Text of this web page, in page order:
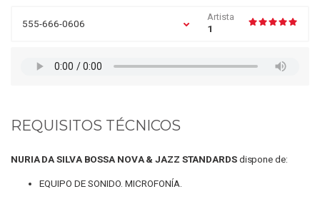
555-666-0606
Artista
1
REQUISITOS TÉCNICOS
NURIA DA SILVA BOSSA NOVA & JAZZ STANDARDSdispone de:
EQUIPO DE SONIDO. MICROFONÍA.